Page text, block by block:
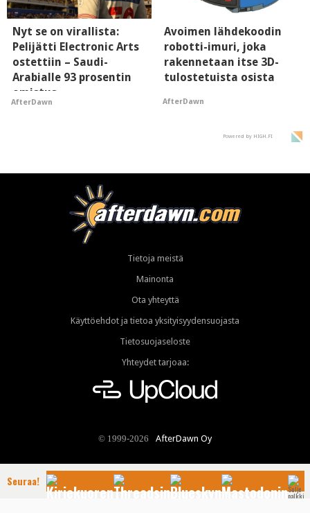
Nyt se on virallista:
Pelijätti Electronic Arts
ostettiin – Saudi-
Arabialle 93 prosentin
omistus
AfterDawn
Avoimen lähdekoodin
robotti-imuri, joka
rakennetaan itse 3D-
tulostetuista osista
AfterDawn
Powered by HIGH.FI
Tietoja meistä
Mainonta
Ota yhteyttä
Käyttöehdot ja tietoa yksityisyydensuojasta
Tietosuojaseloste
Yhteydet tarjoaa:
© 1999-2026 AfterDawn Oy
Seuraa!